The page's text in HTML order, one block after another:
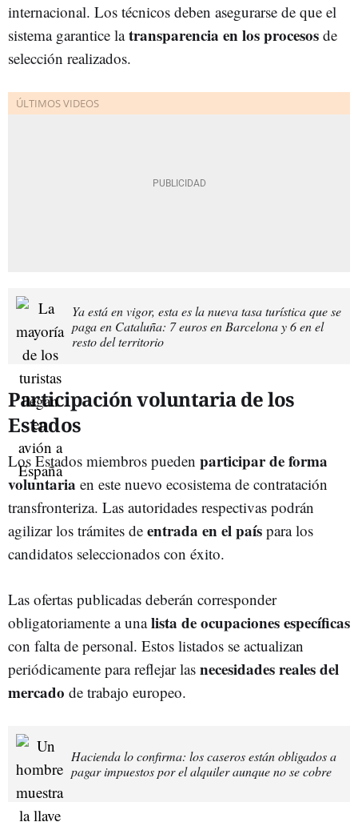
internacional. Los técnicos deben asegurarse de que el
sistema garantice latransparencia en los procesos de
selección realizados.
Ya está en vigor, esta es la nueva tasa turística que se
paga en Cataluña: 7 euros en Barcelona y 6 en el
resto del territorio
Participación voluntaria de los
Estados
Los Estados miembros pueden participar de forma
voluntaria en este nuevo ecosistema de contratación
transfronteriza. Las autoridades respectivas podrán
agilizar los trámites de entrada en el país para los
candidatos seleccionados con éxito.
Las ofertas publicadas deberán corresponder
obligatoriamente a unalista de ocupaciones específicas
con falta de personal. Estos listados se actualizan
periódicamente para reflejar las necesidades reales del
mercado de trabajo europeo.
Hacienda lo confirma: los caseros están obligados a
pagar impuestos por el alquiler aunque no se cobre